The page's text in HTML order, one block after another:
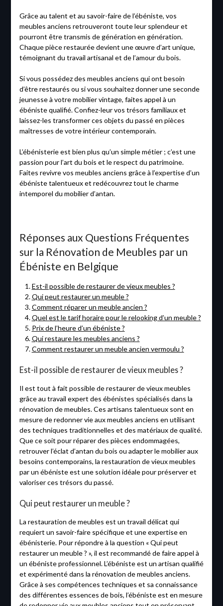
Grâce au talent et au savoir-faire de l’ébéniste, vos
meubles anciens retrouveront toute leur splendeur et
pourront être transmis de génération en génération.
Chaque pièce restaurée devient une œuvre d’art unique,
témoignant du travail artisanal et de l’amour du bois.
Si vous possédez des meubles anciens qui ont besoin
d’être restaurés ou si vous souhaitez donner une seconde
jeunesse à votre mobilier vintage, faites appel à un
ébéniste qualifié. Confiez-leur vos trésors familiaux et
laissez-les transformer ces objets du passé en pièces
maîtresses de votre intérieur contemporain.
L’ébénisterie est bien plus qu’un simple métier ; c’est une
passion pour l’art du bois et le respect du patrimoine.
Faites revivre vos meubles anciens grâce à l’expertise d’un
ébéniste talentueux et redécouvrez tout le charme
intemporel du mobilier d’antan.
Réponses aux Questions Fréquentes
sur la Rénovation de Meubles par un
Ébéniste en Belgique
Est-il possible de restaurer de vieux meubles ?
Qui peut restaurer un meuble ?
Comment réparer un meuble ancien ?
Quel est le tarif horaire pour le relooking d’un meuble ?
Prix de l’heure d’un ébéniste ?
Qui restaure les meubles anciens ?
Comment restaurer un meuble ancien vermoulu ?
Est-il possible de restaurer de vieux meubles ?
Il est tout à fait possible de restaurer de vieux meubles
grâce au travail expert des ébénistes spécialisés dans la
rénovation de meubles. Ces artisans talentueux sont en
mesure de redonner vie aux meubles anciens en utilisant
des techniques traditionnelles et des matériaux de qualité.
Que ce soit pour réparer des pièces endommagées,
retrouver l’éclat d’antan du bois ou adapter le mobilier aux
besoins contemporains, la restauration de vieux meubles
par un ébéniste est une solution idéale pour préserver et
valoriser ces trésors du passé.
Qui peut restaurer un meuble ?
La restauration de meubles est un travail délicat qui
requiert un savoir-faire spécifique et une expertise en
ébénisterie. Pour répondre à la question « Qui peut
restaurer un meuble ? », il est recommandé de faire appel à
un ébéniste professionnel. L’ébéniste est un artisan qualifié
et expérimenté dans la rénovation de meubles anciens.
Grâce à ses compétences techniques et sa connaissance
des différentes essences de bois, l’ébéniste est en mesure